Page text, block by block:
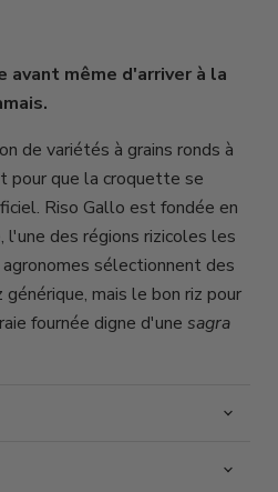
avant même d'arriver à la
de variétés à grains ronds à
pour que la croquette se
Riso Gallo est fondée en
des régions rizicoles les
sélectionnent des
mais le bon riz pour
fournée digne d'une sagra